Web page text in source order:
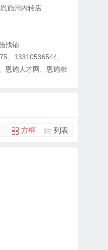
施州内转店
找铺
、13310536544、
恩施人才网、恩施相
方框 列表